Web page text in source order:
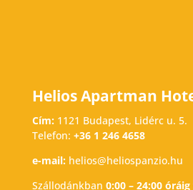
Helios Apartman
Cím:1121 Budapest, Lidérc u. 5.
Telefon: +36 1 246 4658
e-mail:helios@heliospanzio.hu
Szállodánkban 0:00 – 24:00 óráig